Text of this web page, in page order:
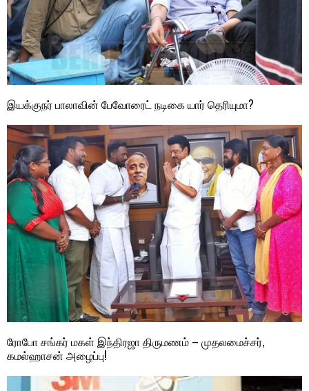
இயக்குநர் பாலாவின் பேவோரைட் நடிகை யார் தெரியுமா?
ரோபோ சங்கர் மகள் இந்திரஜா திருமணம் – முதலமைச்சர்,
கமல்ஹாசன் அழைப்பு!